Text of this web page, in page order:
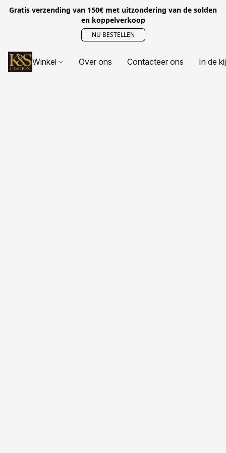
Gratis verzending van 150€ met uitzondering van de solden
en koppelverkoop
NU BESTELLEN
Winkel Over ons Contacteer ons In de